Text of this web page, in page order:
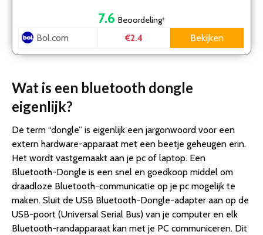
7.6 Beoordeling*
Bol.com €2.4 Bekijken
Wat is een bluetooth dongle
eigenlijk?
De term “dongle” is eigenlijk een jargonwoord voor een
extern hardware-apparaat met een beetje geheugen erin.
Het wordt vastgemaakt aan je pc of laptop. Een
Bluetooth-Dongle is een snel en goedkoop middel om
draadloze Bluetooth-communicatie op je pc mogelijk te
maken. Sluit de USB Bluetooth-Dongle-adapter aan op de
USB-poort (Universal Serial Bus) van je computer en elk
Bluetooth-randapparaat kan met je PC communiceren. Dit